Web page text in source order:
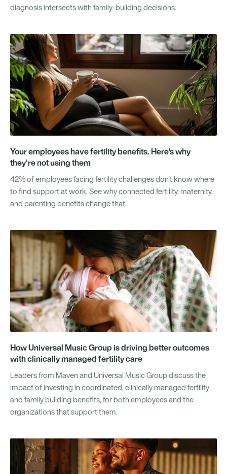
diagnosis intersects with family-building decisions.
Your employees have fertility benefits. Here's why
they're not using them
42% of employees facing fertility challenges don't know where
to find support at work. See why connected fertility, maternity,
and parenting benefits change that.
How Universal Music Group is driving better outcomes
with clinically managed fertility care
Leaders from Maven and Universal Music Group discuss the
impact of investing in coordinated, clinically managed fertility
and family building benefits, for both employees and the
organizations that support them.